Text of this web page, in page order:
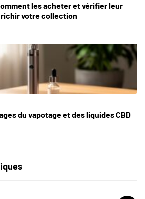
les acheter et vérifier leur
votre collection
du vapotage et des liquides CBD